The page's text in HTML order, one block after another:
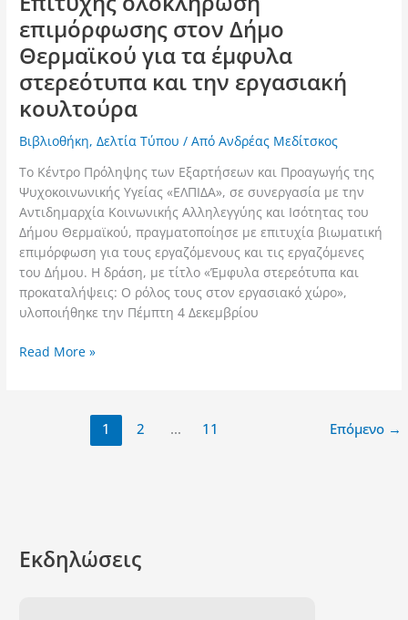
επιμόρφωσης στον Δήμο
Θερμαϊκού για τα έμφυλα
στερεότυπα και την εργασιακή
κουλτούρα
Βιβλιοθήκη,Δελτία Τύπου / ΑπόΑνδρέας Μεδίτσκος
Το Κέντρο Πρόληψης των Εξαρτήσεων και Προαγωγής της
Ψυχοκοινωνικής Υγείας «ΕΛΠΙΔΑ», σε συνεργασία με την
Αντιδημαρχία Κοινωνικής Αλληλεγγύης και Ισότητας του
Δήμου Θερμαϊκού, πραγματοποίησε με επιτυχία βιωματική
επιμόρφωση για τους εργαζόμενους και τις εργαζόμενες
του Δήμου. Η δράση, με τίτλο «Έμφυλα στερεότυπα και
προκαταλήψεις: Ο ρόλος τους στον εργασιακό χώρο»,
υλοποιήθηκε την Πέμπτη 4 Δεκεμβρίου
Read More »
1 2 … 11 Επόμενο →
Εκδηλώσεις